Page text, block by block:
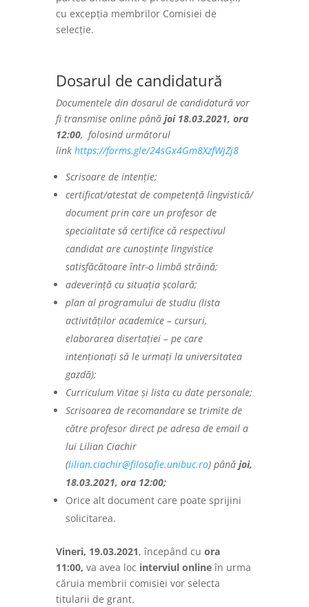
cu excepția membrilor Comisiei de
selecție.
Dosarul de candidatură
Documentele din dosarul de candidatură vor
fi transmise online până joi 18.03.2021, ora
12:00, folosind următorul
link https://forms.gle/24sGx4Gm8XzfWjZj8
Scrisoare de intenție;
certificat/atestat de competență lingvistică/
document prin care un profesor de
specialitate să certifice că respectivul
candidat are cunoștințe lingvistice
satisfăcătoare într-o limbă străină;
adeverință cu situația școlară;
plan al programului de studiu (lista
activităților academice – cursuri,
elaborarea disertației – pe care
intenționați să le urmați la universitatea
gazdă);
Curriculum Vitae și lista cu date personale;
Scrisoarea de recomandare se trimite de
către profesor direct pe adresa de email a
lui Lilian Ciachir
(lilian.ciachir@filosofie.unibuc.ro) până joi,
18.03.2021, ora 12:00;
Orice alt document care poate sprijini
solicitarea.
Vineri, 19.03.2021, începând cu ora
11:00, va avea loc interviul onlineîn urma
căruia membrii comisiei vor selecta
titularii de grant.